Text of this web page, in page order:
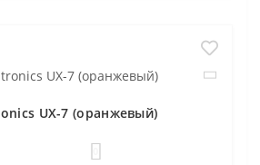
UX-7 (оранжевый)